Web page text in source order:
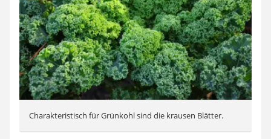
Charakteristisch für Grünkohl sind die krausen Blätter.